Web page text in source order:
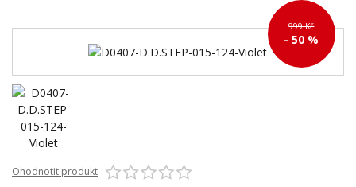
999 Kč
- 50 %
Ohodnotit produkt